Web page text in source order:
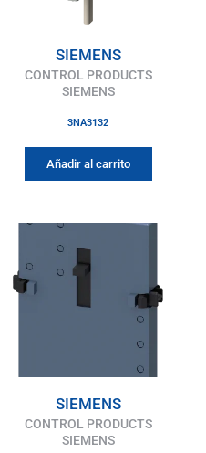
SIEMENS
CONTROL PRODUCTS
SIEMENS
3NA3132
Añadir al carrito
SIEMENS
CONTROL PRODUCTS
SIEMENS